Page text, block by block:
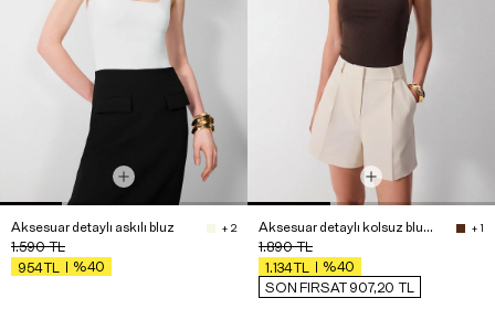
Aksesuar detaylı askılı bluz + 2
1.590TL
954TL %40
Aksesuar detaylı kolsuz bluz - Premium Collection + 1
1.890TL
1.134TL
%40
SON FIRSAT 907,20 TL